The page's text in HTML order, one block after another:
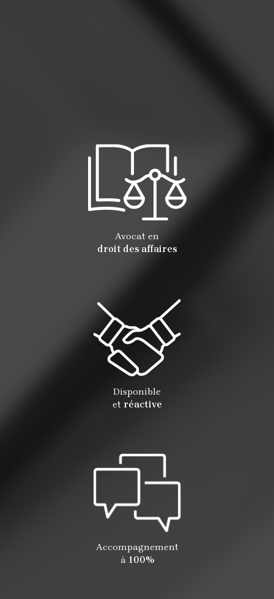
Avocat en
droit des affaires
Disponible
et réactive
Accompagnement
à 100%